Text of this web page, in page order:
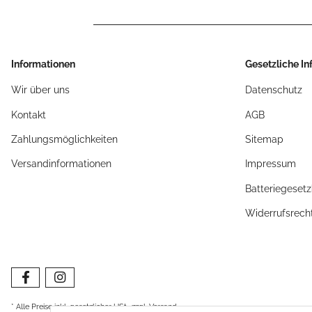
Informationen
Wir über uns
Kontakt
Zahlungsmöglichkeiten
Versandinformationen
Gesetzliche
Datenschutz
AGB
Sitemap
Impressum
* Alle Preise inkl. gesetzlicher USt., zzgl.Versand